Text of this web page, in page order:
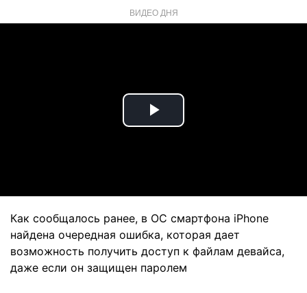
ВИДЕО ДНЯ
Play
Как сообщалось ранее, в ОС смартфона iPhone
найдена очередная ошибка, которая дает
возможность получить доступ к файлам девайса,
даже если он защищен паролем